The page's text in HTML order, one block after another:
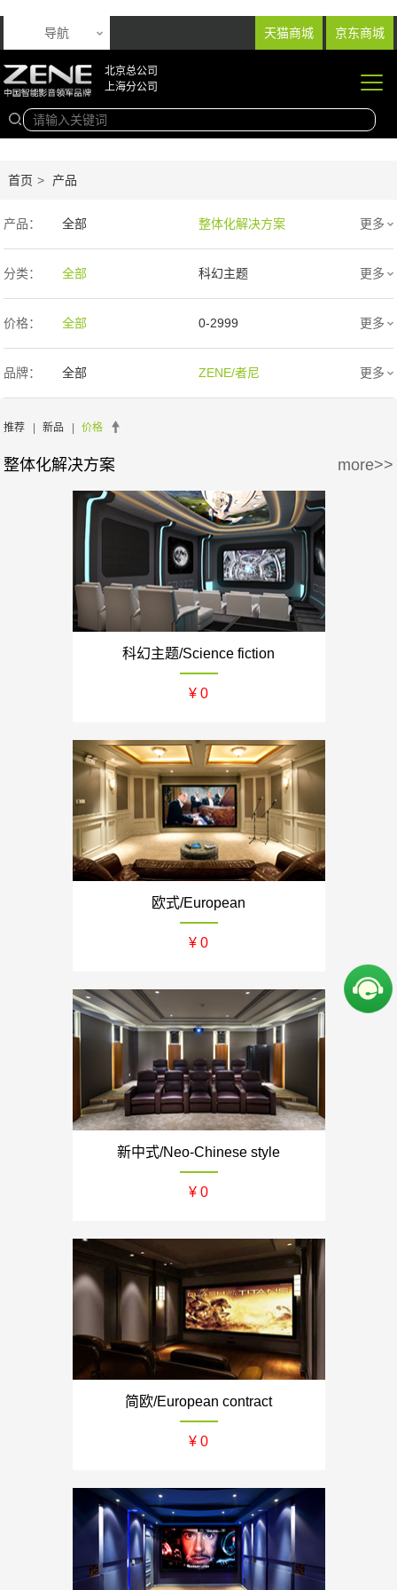
天猫商城 京东商城
导航
北京总公司
上海分公司
首页 > 产品
产品： 全部 整体化解决方案
音响产品 投影产品
专业扩声音箱 幕布产品
声学产品 智能产品
周边产品
更多
分类： 全部 科幻主题
欧式 新中式
现代简约 简欧
更多
价格： 全部 0-2999
3000-9999 1万-5万
5万-15万
30万-50万
100万以上
更多
品牌： 全部 ZENE/者尼 更多
推荐 | 新品 | 价格
整体化解决方案 more>>
科幻主题/Science fiction
¥ 0
欧式/European
¥ 0
新中式/Neo-Chinese style
¥ 0
简欧/European contract
¥ 0